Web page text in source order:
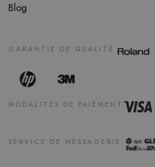
Blog
GARANTIE DE QUALITÉ
SERVICE DE MESSAGERIE
MODALITÉS DE PAIEMENT